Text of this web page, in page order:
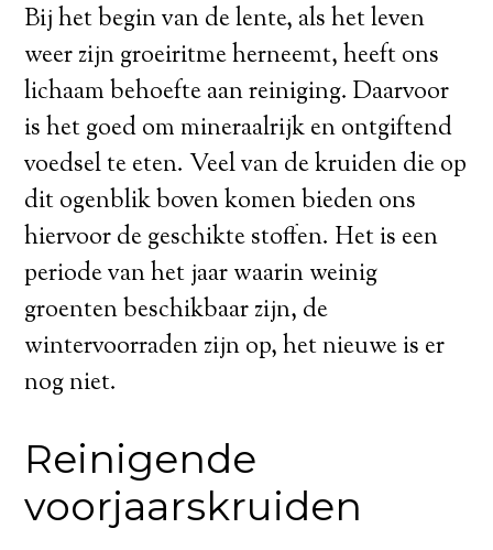
Bij het begin van de lente, als het leven
weer zijn groeiritme herneemt, heeft ons
lichaam behoefte aan reiniging. Daarvoor
is het goed om mineraalrijk en ontgiftend
voedsel te eten. Veel van de kruiden die op
dit ogenblik boven komen bieden ons
hiervoor de geschikte stoffen. Het is een
periode van het jaar waarin weinig
groenten beschikbaar zijn, de
wintervoorraden zijn op, het nieuwe is er
nog niet.
Reinigende
voorjaarskruiden